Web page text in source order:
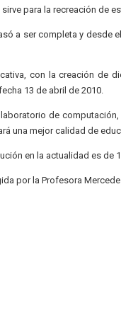
para la recreación de
a ser completa y desde
con la creación de
13 de abril de 2010.
de
una mejor calidad de
en la actualidad es de
por la Profesora